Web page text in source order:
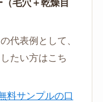
毛穴＋乾燥目
代表例として、
たい方はこち
料サンプルの口